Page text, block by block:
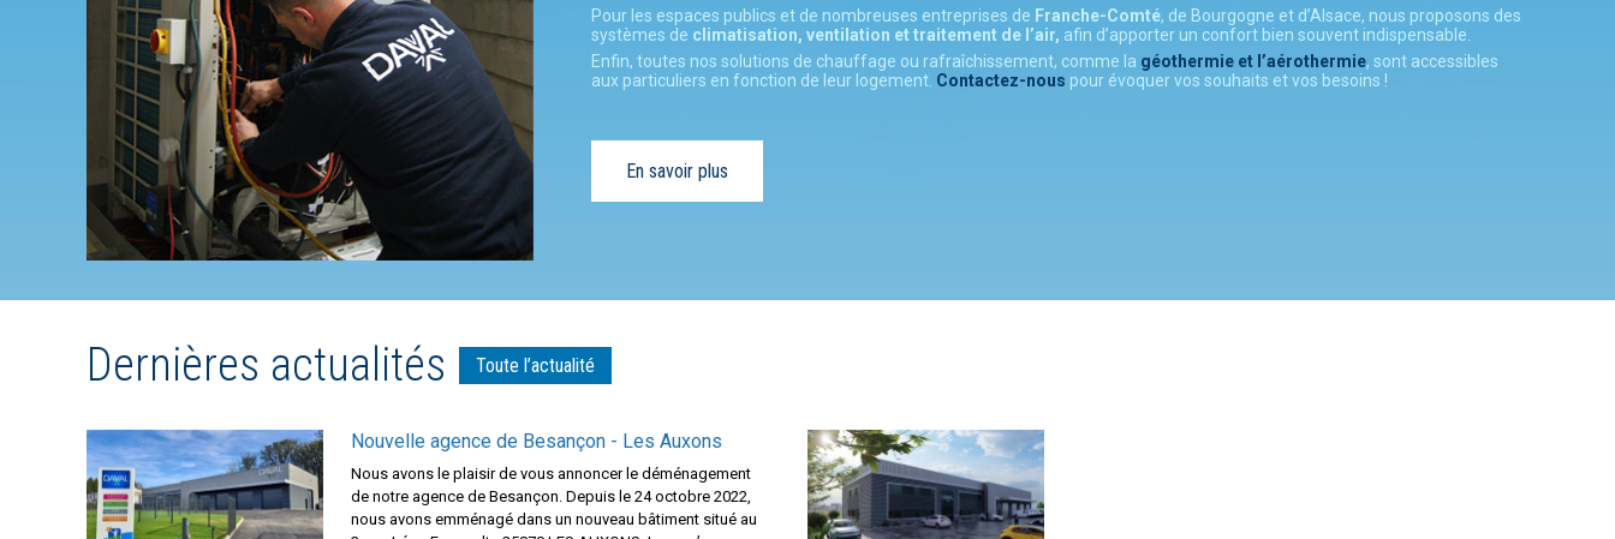
Pour les espaces publics et de nombreuses entreprises de Franche-Comté, de Bourgogne et d’Alsace, nous proposons des
systèmes de climatisation, ventilation et traitement de l’air, afin d’apporter un confort bien souvent indispensable.
Enfin, toutes nos solutions de chauffage ou rafraîchissement, comme la géothermie et l’aérothermie, sont accessibles
aux particuliers en fonction de leur logement. Contactez-nous pour évoquer vos souhaits et vos besoins !
En savoir plus
Dernières actualités Toute l’actualité
Nouvelle agence de Besançon - Les Auxons
Nous avons le plaisir de vous annoncer le déménagement
de notre agence de Besançon. Depuis le 24 octobre 2022,
nous avons emménagé dans un nouveau bâtiment situé au